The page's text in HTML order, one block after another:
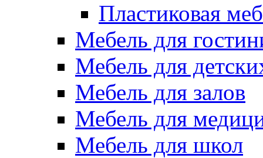
Пластиковая
Мебель для
Мебель для
Мебель для залов
Мебель для
Мебель для школ